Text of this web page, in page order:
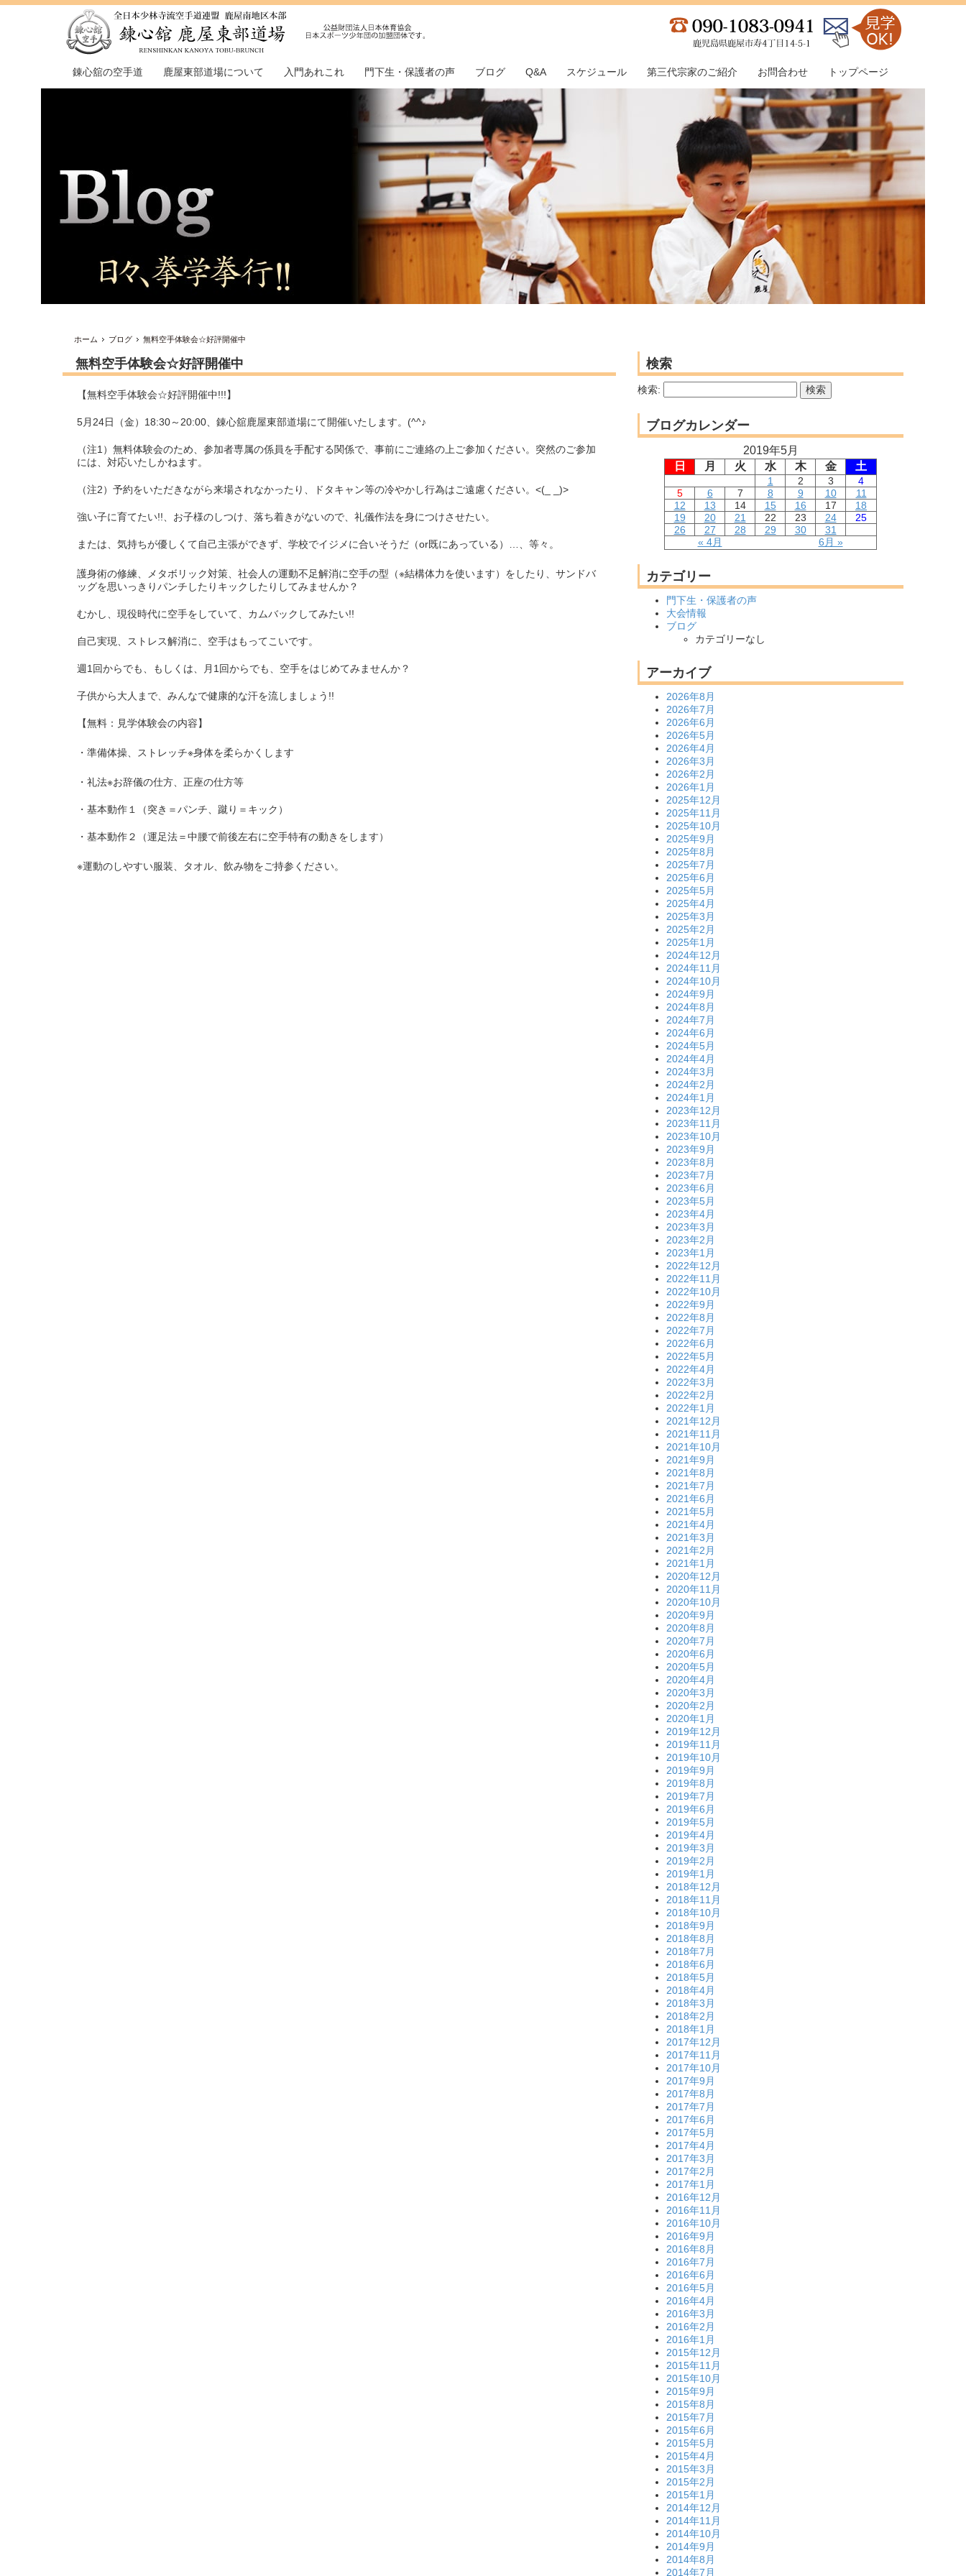
錬心舘の空手道 鹿屋東部道場について 入門あれこれ 門下生・保護者の声 ブログ Q&A スケジュール 第三代宗家のご紹介 お問合わせ トップページ
ホーム ブログ 無料空手体験会☆好評開催中
無料空手体験会☆好評開催中
【無料空手体験会☆好評開催中!!!】
5月24日（金）18:30～20:00、錬心舘鹿屋東部道場にて開催いたします。(^^♪
（注1）無料体験会のため、参加者専属の係員を手配する関係で、事前にご連絡の上ご参加ください。突然のご参加
には、対応いたしかねます。
（注2）予約をいただきながら来場されなかったり、ドタキャン等の冷やかし行為はご遠慮ください。<(_ _)>
強い子に育てたい!!、お子様のしつけ、落ち着きがないので、礼儀作法を身につけさせたい。
または、気持ちが優しくて自己主張ができず、学校でイジメに合いそうだ（or既にあっている）…、等々。
護身術の修練、メタボリック対策、社会人の運動不足解消に空手の型（※結構体力を使います）をしたり、サンドバ
ッグを思いっきりパンチしたりキックしたりしてみませんか？
むかし、現役時代に空手をしていて、カムバックしてみたい!!
自己実現、ストレス解消に、空手はもってこいです。
週1回からでも、もしくは、月1回からでも、空手をはじめてみませんか？
子供から大人まで、みんなで健康的な汗を流しましょう!!
【無料：見学体験会の内容】
・準備体操、ストレッチ※身体を柔らかくします
・礼法※お辞儀の仕方、正座の仕方等
・基本動作１（突き＝パンチ、蹴り＝キック）
・基本動作２（運足法＝中腰で前後左右に空手特有の動きをします）
※運動のしやすい服装、タオル、飲み物をご持参ください。
検索
検索:
ブログカレンダー
2019年5月
日
月 火 水 木 金 土
« 4月 6月 »
1 2 3
4
5
6 7 8 9 10
11
12
13 14 15 16 17
18
19
20 21 22 23 24
25
26
27 28 29 30 31
カテゴリー
門下生・保護者の声
大会情報
ブログ
カテゴリーなし
アーカイブ
2026年8月
2026年7月
2026年6月
2026年5月
2026年4月
2026年3月
2026年2月
2026年1月
2025年12月
2025年11月
2025年10月
2025年9月
2025年8月
2025年7月
2025年6月
2025年5月
2025年4月
2025年3月
2025年2月
2025年1月
2024年12月
2024年11月
2024年10月
2024年9月
2024年8月
2024年7月
2024年6月
2024年5月
2024年4月
2024年3月
2024年2月
2024年1月
2023年12月
2023年11月
2023年10月
2023年9月
2023年8月
2023年7月
2023年6月
2023年5月
2023年4月
2023年3月
2023年2月
2023年1月
2022年12月
2022年11月
2022年10月
2022年9月
2022年8月
2022年7月
2022年6月
2022年5月
2022年4月
2022年3月
2022年2月
2022年1月
2021年12月
2021年11月
2021年10月
2021年9月
2021年8月
2021年7月
2021年6月
2021年5月
2021年4月
2021年3月
2021年2月
2021年1月
2020年12月
2020年11月
2020年10月
2020年9月
2020年8月
2020年7月
2020年6月
2020年5月
2020年4月
2020年3月
2020年2月
2020年1月
2019年12月
2019年11月
2019年10月
2019年9月
2019年8月
2019年7月
2019年6月
2019年5月
2019年4月
2019年3月
2019年2月
2019年1月
2018年12月
2018年11月
2018年10月
2018年9月
2018年8月
2018年7月
2018年6月
2018年5月
2018年4月
2018年3月
2018年2月
2018年1月
2017年12月
2017年11月
2017年10月
2017年9月
2017年8月
2017年7月
2017年6月
2017年5月
2017年4月
2017年3月
2017年2月
2017年1月
2016年12月
2016年11月
2016年10月
2016年9月
2016年8月
2016年7月
2016年6月
2016年5月
2016年4月
2016年3月
2016年2月
2016年1月
2015年12月
2015年11月
2015年10月
2015年9月
2015年8月
2015年7月
2015年6月
2015年5月
2015年4月
2015年3月
2015年2月
2015年1月
2014年12月
2014年11月
2014年10月
2014年9月
2014年8月
2014年7月